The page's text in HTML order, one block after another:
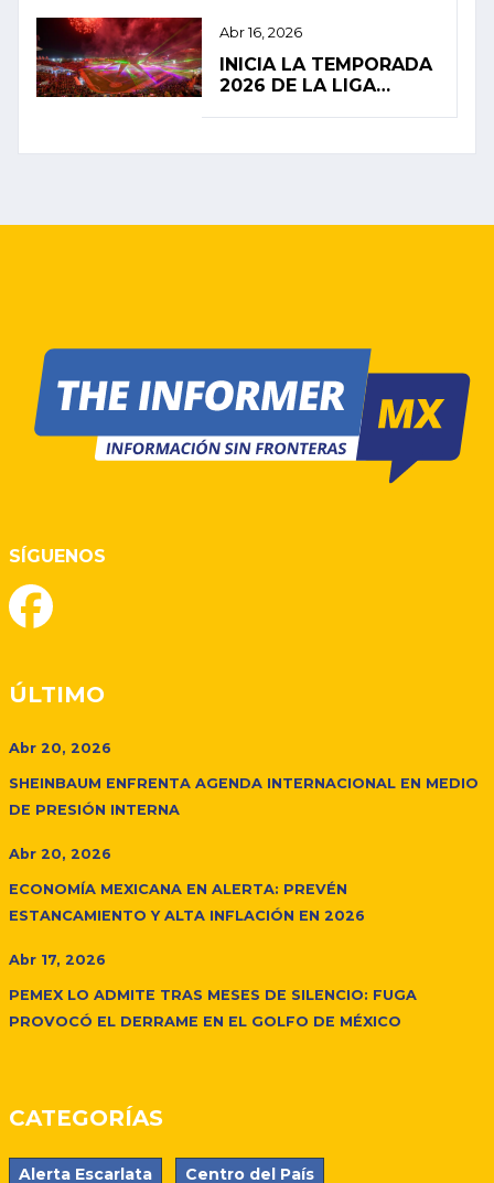
Abr 16, 2026
INICIA LA TEMPORADA
2026 DE LA LIGA
EXPECTATIVAS
SÍGUENOS
ÚLTIMO
Abr 20, 2026
SHEINBAUM ENFRENTA AGENDA INTERNACIONAL EN MEDIO
DE PRESIÓN INTERNA
Abr 20, 2026
ECONOMÍA MEXICANA EN ALERTA: PREVÉN
ESTANCAMIENTO Y ALTA INFLACIÓN EN 2026
Abr 17, 2026
PEMEX LO ADMITE TRAS MESES DE SILENCIO: FUGA
PROVOCÓ EL DERRAME EN EL GOLFO DE MÉXICO
CATEGORÍAS
Alerta Escarlata Centro del País